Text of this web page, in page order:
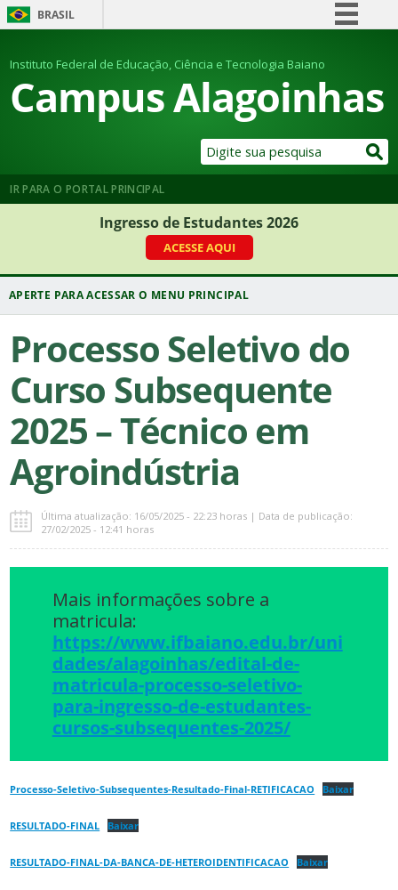
BRASIL
Comunica BR
Participe
Legislação
Instituto Federal de Educação, Ciência e Tecnologia Baiano
Campus Alagoinhas
IR PARA O PORTAL PRINCIPAL
Ingresso de Estudantes 2026
ACESSE AQUI
Processo Seletivo do
Curso Subsequente
2025 – Técnico em
Agroindústria
Última atualização: 16/05/2025 - 22:23 horas | Data de publicação:
27/02/2025 - 12:41 horas
Mais informações sobre a
matricula:
https://www.ifbaiano.edu.br/uni
dades/alagoinhas/edital-de-
matricula-processo-seletivo-
para-ingresso-de-estudantes-
cursos-subsequentes-2025/
Processo-Seletivo-Subsequentes-Resultado-Final-RETIFICACAO Baixar
RESULTADO-FINAL Baixar
RESULTADO-FINAL-DA-BANCA-DE-HETEROIDENTIFICACAO Baixar